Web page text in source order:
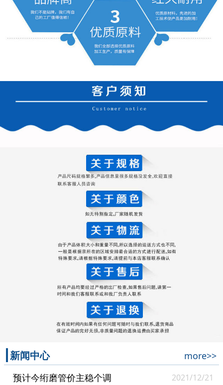
新闻中心
more>>
预计今绗磨管价主稳个调
2021/12/21